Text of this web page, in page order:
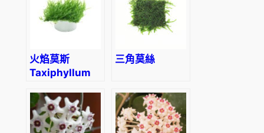
火焰莫斯
Taxiphyllum
三角莫絲